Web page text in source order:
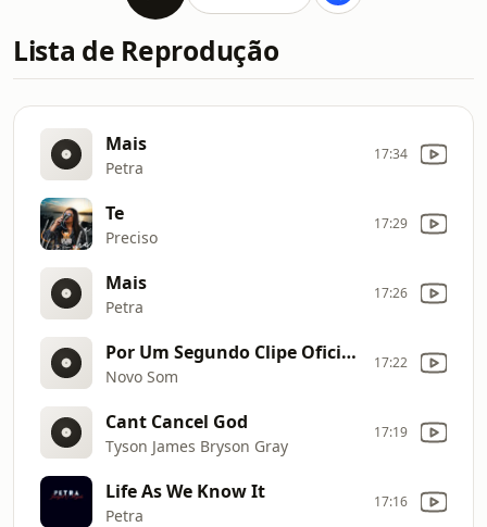
Lista de Reprodução
Mais
Petra
17:34
Te
Preciso
17:29
Mais
Petra
17:26
Por Um Segundo Clipe Oficial MK Music
Novo Som
17:22
Cant Cancel God
Tyson James Bryson Gray
17:19
Life As We Know It
Petra
17:16